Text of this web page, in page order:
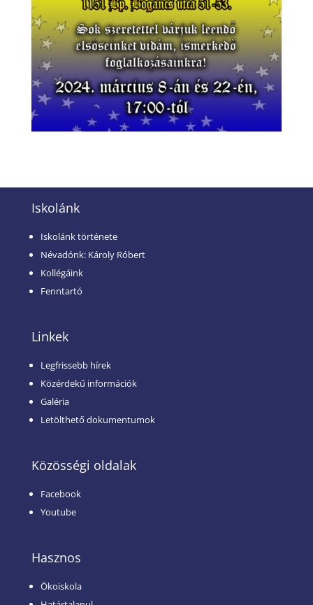
Iskolánk
Iskolánk története
Névadónk: Károly Róbert
Kollégáink
Fenntartó
Linkek
Legfrissebb hírek
Közérdekű információk
Galéria
Letölthető dokumentumok
Közösségi oldalak
Facebook
Youtube
Hasznos
Ökoiskola